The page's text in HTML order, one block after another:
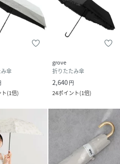
01-099 SA9670)
傘
(1倍)
grove
折りたたみ傘
2,640円
24ポイント(1倍)